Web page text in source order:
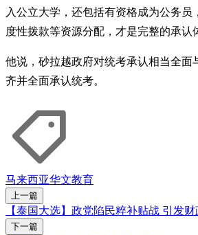
入公立大学，还包括有资格成为公务员
度性拨款等资源分配，才是完整的承认
他说，砂拉越政府对统考承认相当全面
齐并全面承认统考。
马来西亚华文教育
上一篇
【泰国大选】政党陷民粹补贴战 引发
下一篇